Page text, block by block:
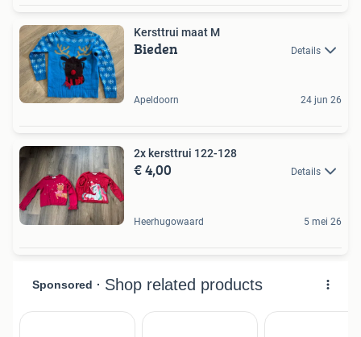
Kersttrui maat M
Bieden Details
Apeldoorn 24 jun 26
2x kersttrui 122-128
€ 4,00 Details
Heerhugowaard 5 mei 26